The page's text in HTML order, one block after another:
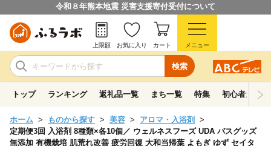
令和８年熊本地震 災害支援寄付受付について
検索
上限額 お気に入り カート メニュー
トップ ランキング 返礼品一覧 まち一覧 特集 初心者ガイド
ホーム ものから探す 美容
アロマ・入浴剤
定期便3回 入浴剤 8種類×各10個／ ウェルネスフーズ UDA バスグッズ
無添加 有機栽培 肌荒れ改善 疲労回復 大和当帰葉 よもぎ ゆず セイタ